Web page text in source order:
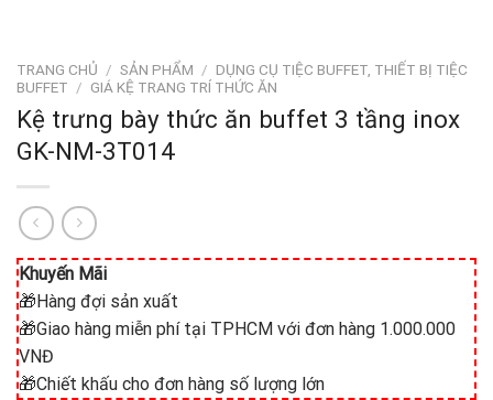
TRANG CHỦ / SẢN PHẨM / DỤNG CỤ TIỆC BUFFET, THIẾT BỊ TIỆC
BUFFET / GIÁ KỆ TRANG TRÍ THỨC ĂN
Kệ trưng bày thức ăn buffet 3 tầng inox
GK-NM-3T014
Khuyến Mãi
🎁Hàng đợi sản xuất
🎁Giao hàng miễn phí tại TPHCM với đơn hàng 1.000.000
VNĐ
🎁Chiết khấu cho đơn hàng số lượng lớn